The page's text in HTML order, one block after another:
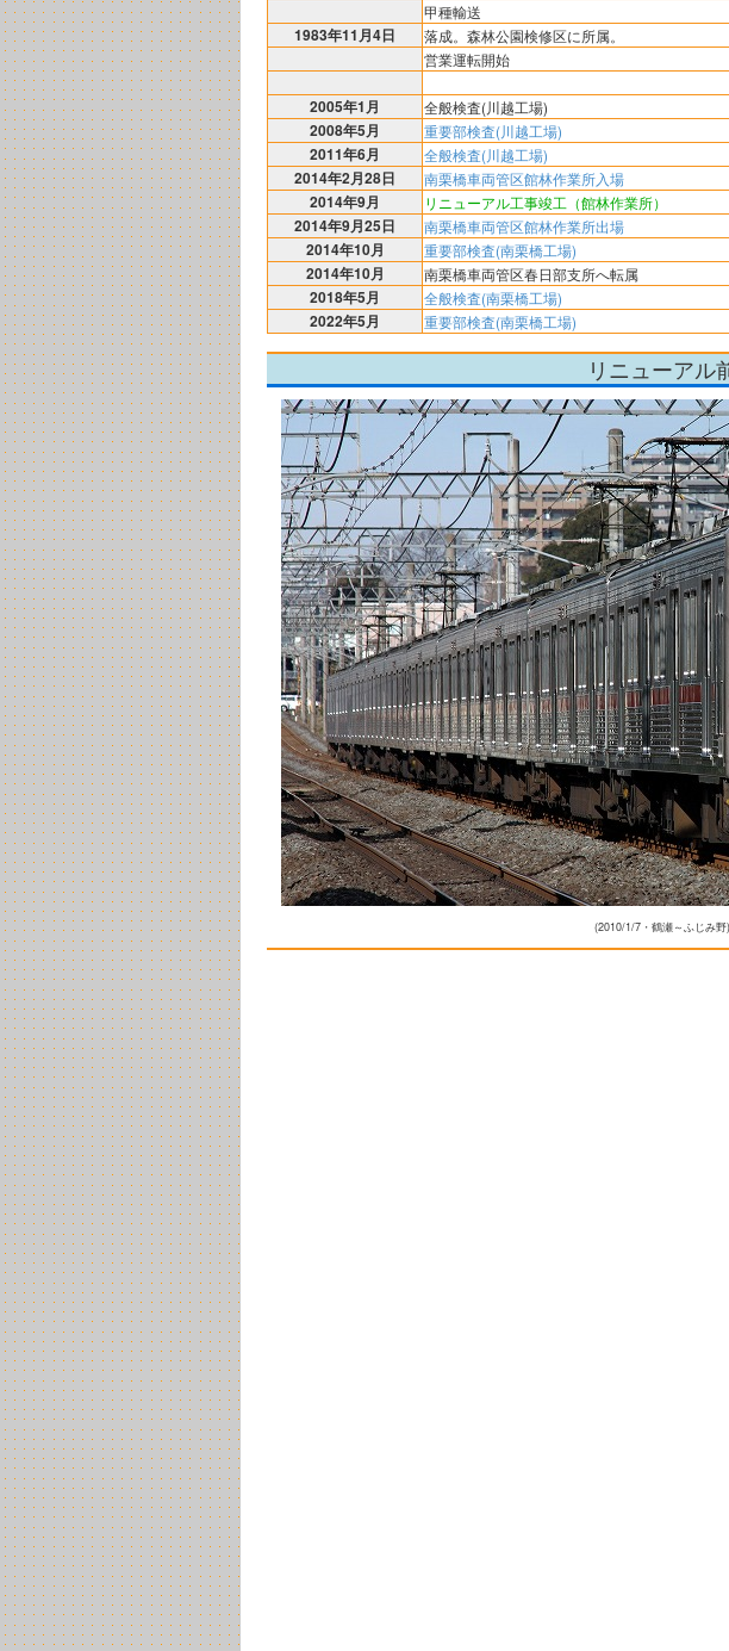
甲種輸送
1983年11月4日
落成。森林公園検修区に所属。
営業運転開始
2005年1月 全般検査(川越工場)
2008年5月 重要部検査(川越工場)
2011年6月 全般検査(川越工場)
2014年2月28日 南栗橋車両管区館林作業所入場
2014年9月 リニューアル工事竣工（館林作業所）
2014年9月25日 南栗橋車両管区館林作業所出場
2014年10月 重要部検査(南栗橋工場)
2014年10月 南栗橋車両管区春日部支所へ転属
2018年5月 全般検査(南栗橋工場)
2022年5月 重要部検査(南栗橋工場)
リニューアル
(2010/1/7・鶴瀬～ふじみ野)